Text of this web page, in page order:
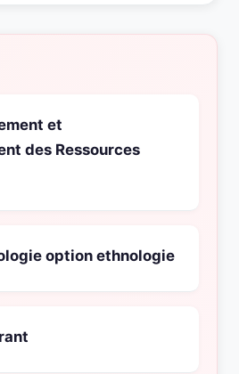
et
des Ressources
option ethnologie